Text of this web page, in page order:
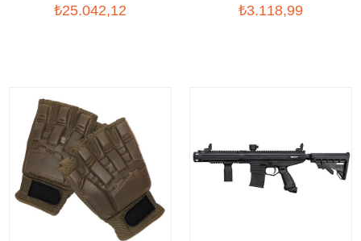
SILAHI
₺25.042,12 ₺3.118,99